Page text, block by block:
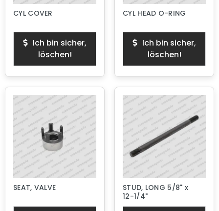
CYL COVER
Ich bin sicher,
löschen!
CYL HEAD O-RING
Ich bin sicher,
löschen!
SEAT, VALVE
STUD, LONG 5/8" x
12-1/4"